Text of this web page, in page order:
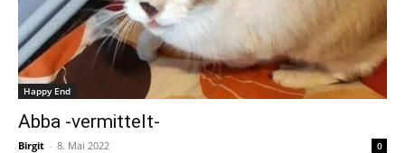
Happy End
Abba -vermittelt-
Birgit - 8. Mai 2022 0